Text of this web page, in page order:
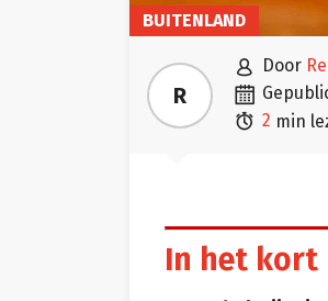
BUITENLAND
R
 door

 2 min
In het kort